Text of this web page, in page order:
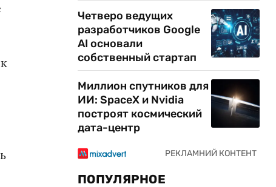
Четверо ведущих
разработчиков Google
AI основали
собственный стартап
Миллион спутников для
ИИ: SpaceX и Nvidia
построят космический
дата-центр
ПОПУЛЯРНОЕ